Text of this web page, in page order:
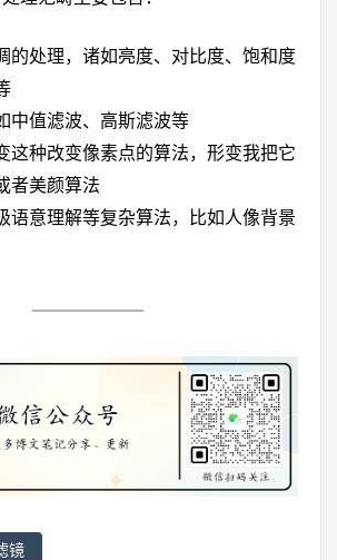
的处理，诸如亮度、对比度、饱和度
中值滤波、高斯滤波等
这种改变像素点的算法，形变我把它
者美颜算法
语意理解等复杂算法，比如人像背景
镜